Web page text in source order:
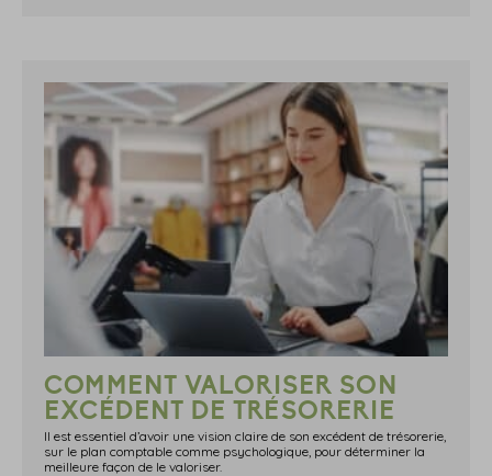
COMMENT VALORISER SON
EXCÉDENT DE TRÉSORERIE
Il est essentiel d’avoir une vision claire de son excédent de trésorerie,
sur le plan comptable comme psychologique, pour déterminer la
meilleure façon de le valoriser.